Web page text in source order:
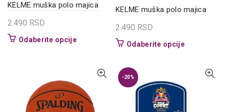
KELME muška polo majica
2.490 RSD
Odaberite opcijeOvaj
varijanti.
Opcije
mogu
KELME muška polo majica
2.490 RSD
Odaberite opcijeOvaj
varijanti.
-20%